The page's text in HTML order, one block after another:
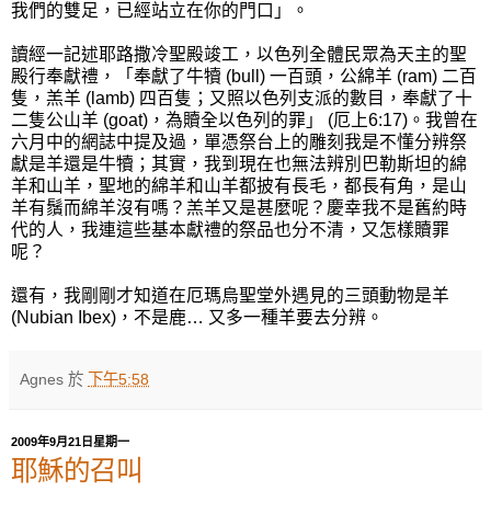
我們的雙足，已經站立在你的門口」。
讀經一記述耶路撒冷聖殿竣工，以色列全體民眾為天主的聖
殿行奉獻禮，「奉獻了牛犢 (bull) 一百頭，公綿羊 (ram) 二百
隻，羔羊 (lamb) 四百隻；又照以色列支派的數目，奉獻了十
二隻公山羊 (goat)，為贖全以色列的罪」 (厄上6:17)。我曾在
六月中的網誌中提及過，單憑祭台上的雕刻我是不懂分辨祭
獻是羊還是牛犢；其實，我到現在也無法辨別巴勒斯坦的綿
羊和山羊，聖地的綿羊和山羊都披有長毛，都長有角，是山
羊有鬚而綿羊沒有嗎？羔羊又是甚麼呢？慶幸我不是舊約時
代的人，我連這些基本獻禮的祭品也分不清，又怎樣贖罪
呢？
還有，我剛剛才知道在厄瑪烏聖堂外遇見的三頭動物是羊
(Nubian Ibex)，不是鹿… 又多一種羊要去分辨。
Agnes 於 下午5:58
2009年9月21日星期一
耶穌的召叫